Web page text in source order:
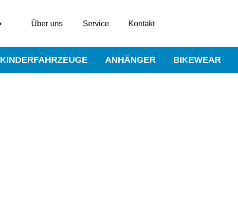
Über uns Service Kontakt
KINDERFAHRZEUGE ANHÄNGER BIKEWEAR